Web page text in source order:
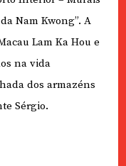
Nam Kwong”. A
Lam Ka Hou e
na vida
dos armazéns
Sérgio.